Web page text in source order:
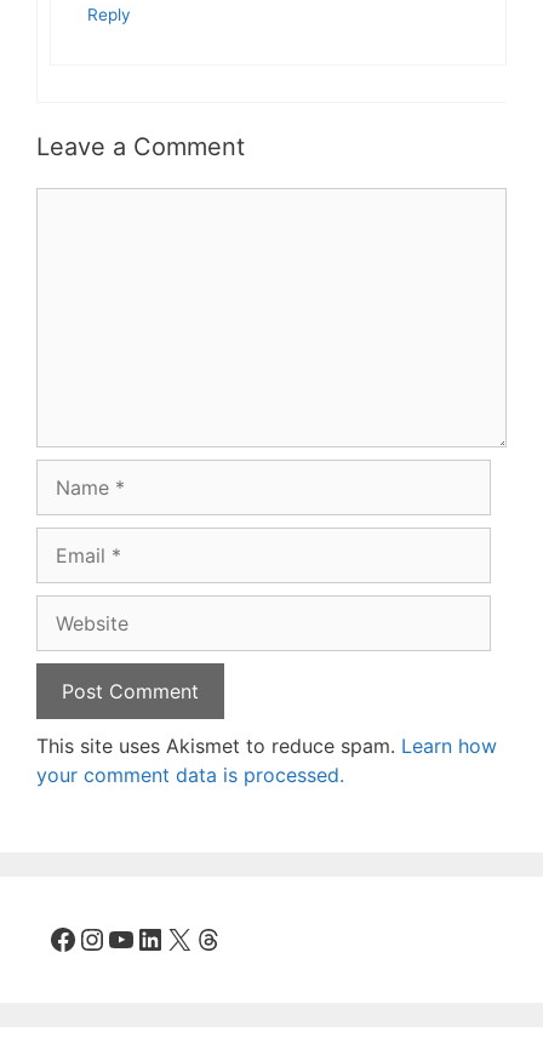
Reply
Leave a Comment
This site uses Akismet to reduce spam. Learn how
your comment data is processed.
Facebook
Instagram
YouTube
LinkedIn
X Threads